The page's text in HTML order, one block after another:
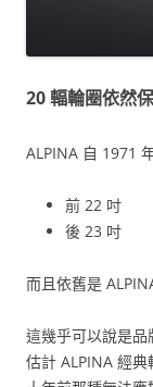
20 輻輪圈依然
ALPINA 自 1971
前 22 吋
後 23 吋
而且依舊是
這幾乎可以說是品
估計 ALPINA 經